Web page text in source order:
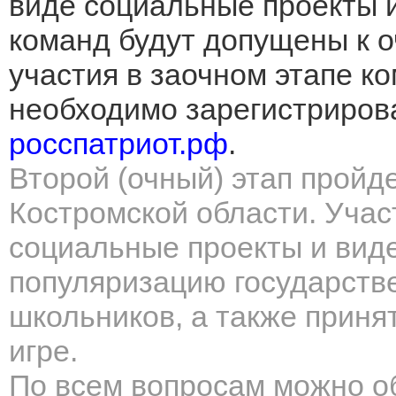
команд будут допущены к
участия в заочном этапе
необходимо
росспатриот.рф.
Второй (очный) этап
Костромской области.
социальные проекты и
популяризацию
школьников, а также
игре.
По всем вопросам можно